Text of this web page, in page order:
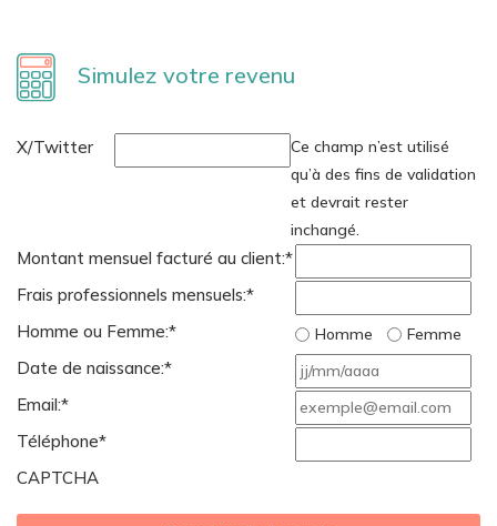
Simulez votre revenu
X/Twitter
Ce champ n’est utilisé
qu’à des fins de validation
et devrait rester
inchangé.
Montant mensuel facturé au client:*
Frais professionnels mensuels:*
Homme ou Femme:* Homme Femme
Date de naissance:*
MM
Email:*
Téléphone*
CAPTCHA